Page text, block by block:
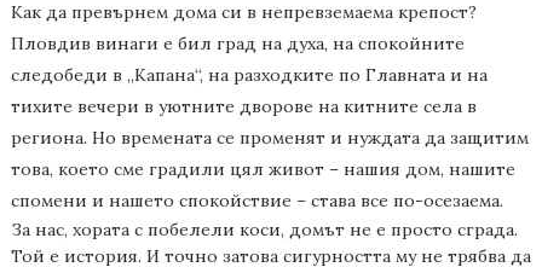
Как да превърнем дома си в непревземаема крепост?
Пловдив винаги е бил град на духа, на спокойните
следобеди в „Капана“, на разходките по Главната и на
тихите вечери в уютните дворове накитните села в
региона. Но времената се променят и нуждата да защитим
това, което сме градили цял живот – нашия дом, нашите
спомени и нашето спокойствие – става все по-осезаема.
За нас, хората с побелели коси, домът не е просто сграда.
Той е история. И точно затова сигурността му не трябва да